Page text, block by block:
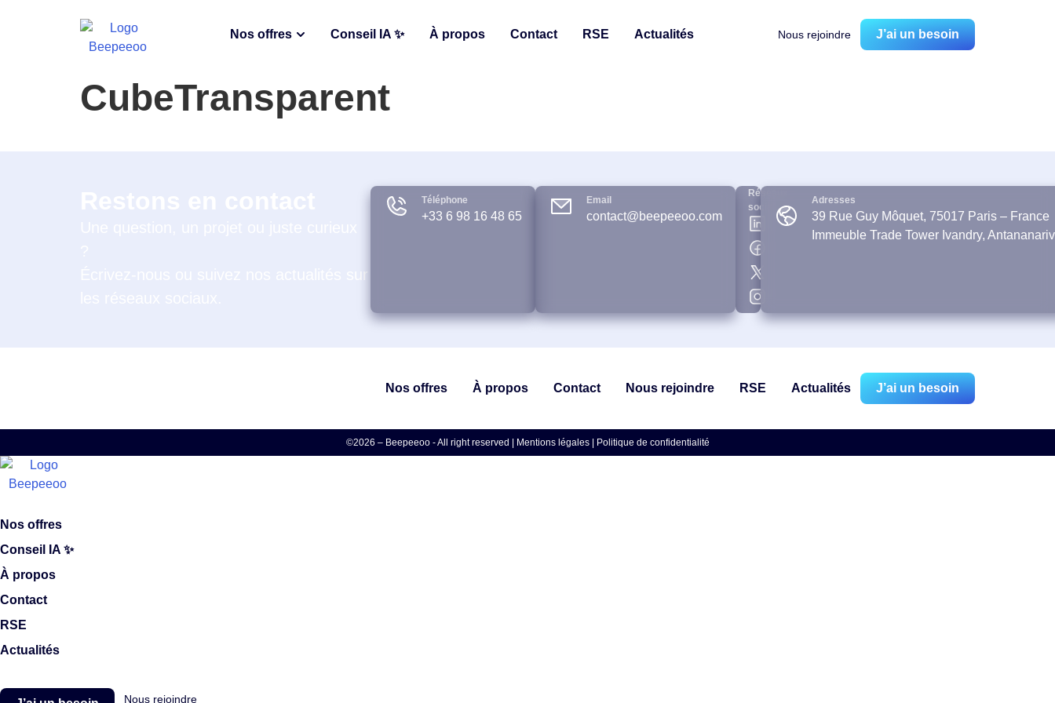
Nos offres Conseil IA ✨ À propos Contact RSE Actualités Nous rejoindre J’ai un besoin
CubeTransparent
Téléphone
+33 6 98 16 48 65
Email
contact@beepeeoo.com
Réseaux
sociaux
Adresses
39 Rue Guy Môquet, 75017 Paris – France
Immeuble Trade Tower Ivandry,
Nos offres À propos Contact Nous rejoindre RSE Actualités J’ai un besoin
©2026 – Beepeeoo - All right reserved | Mentions légales| Politique de confidentialité
Nos offres
Conseil IA ✨
À propos
Contact
RSE
Actualités
Nous rejoindre